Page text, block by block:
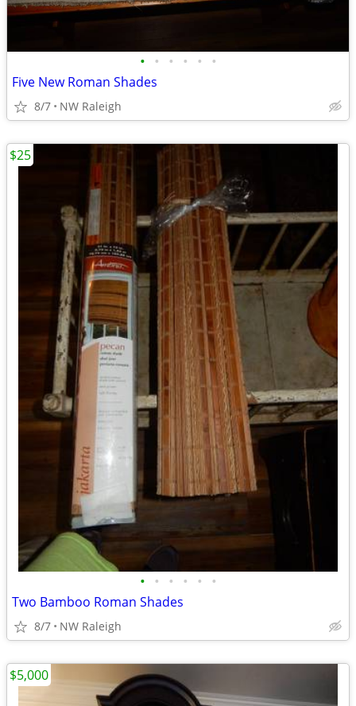
• • • • • •
Five New Roman Shades
8/7 NW Raleigh
• • • • • •
Two Bamboo Roman Shades
8/7 NW Raleigh
$25
$5,000